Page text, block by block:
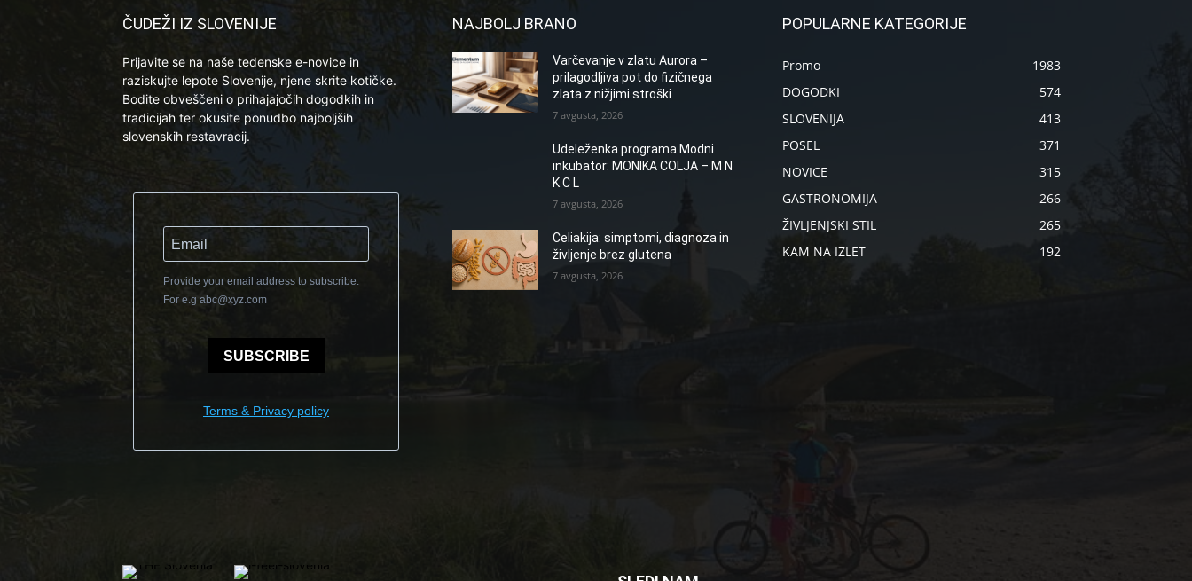
ČUDEŽI IZ SLOVENIJE
Prijavite se na naše tedenske e-novice in
raziskujte lepote Slovenije, njene skrite kotičke.
Bodite obveščeni o prihajajočih dogodkih in
tradicijah ter okusite ponudbo najboljših
slovenskih restavracij.
Provide your email address to subscribe.
For e.g abc@xyz.com
SUBSCRIBE
Terms & Privacy policy
NAJBOLJ BRANO
Varčevanje v zlatu Aurora –
prilagodljiva pot do fizičnega
zlata z nižjimi stroški
7 avgusta, 2026
Udeleženka programa Modni
inkubator: MONIKA COLJA – M N
K C L
7 avgusta, 2026
Celiakija: simptomi, diagnoza in
življenje brez glutena
7 avgusta, 2026
POPULARNE KATEGORIJE
Promo
1983
DOGODKI
574
SLOVENIJA
413
POSEL
371
NOVICE
315
GASTRONOMIJA
266
ŽIVLJENJSKI STIL
265
KAM NA IZLET
192